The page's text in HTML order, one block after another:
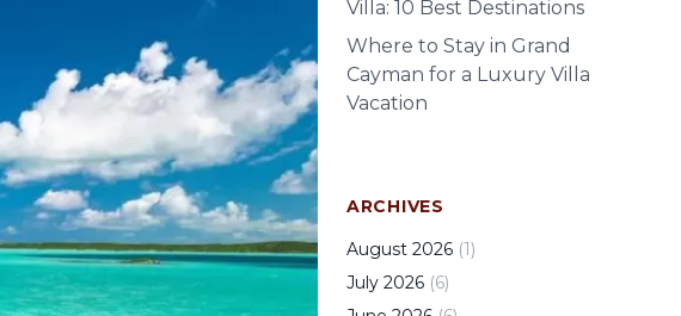
Villa: 10 Best Destinations
Where to Stay in Grand
Cayman for a Luxury Villa
Vacation
ARCHIVES
August 2026 (1)
July 2026 (6)